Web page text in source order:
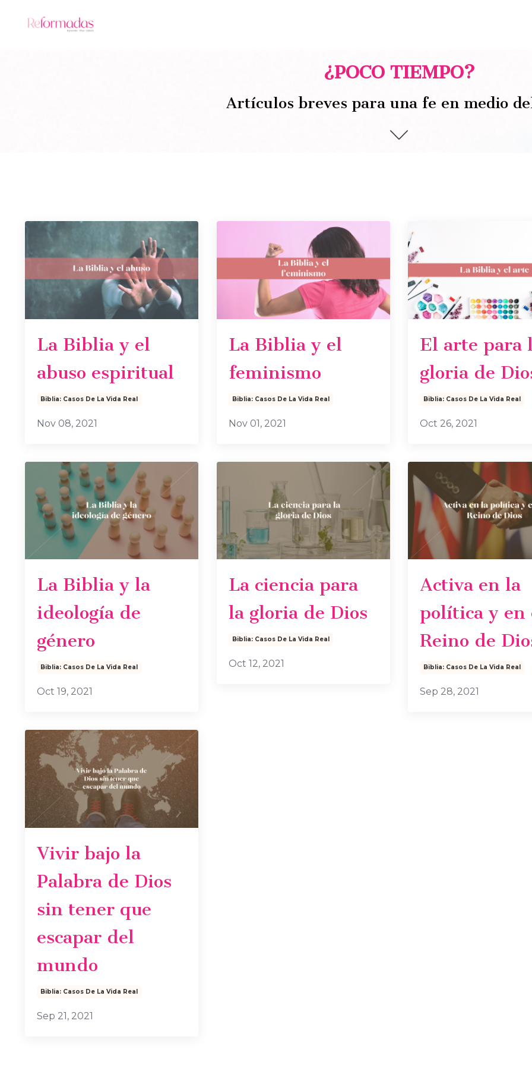
¿POCO TIEMPO?
Artículos breves para una fe en medio
La Biblia y el
abuso espiritual
Biblia: Casos De La Vida Real
Nov 08, 2021
La Biblia y el
feminismo
Biblia: Casos De La Vida Real
Nov 01, 2021
El arte para
gloria de
Biblia: Casos De La Vida Real
Oct 26, 2021
La Biblia y la
ideología de
género
Biblia: Casos De La Vida Real
Oct 19, 2021
La ciencia para
la gloria de Dios
Biblia: Casos De La Vida Real
Oct 12, 2021
Activa en la
política y en
Reino de
Biblia: Casos De La Vida Real
Sep 28, 2021
Vivir bajo la
Palabra de Dios
sin tener que
escapar del
mundo
Biblia: Casos De La Vida Real
Sep 21, 2021